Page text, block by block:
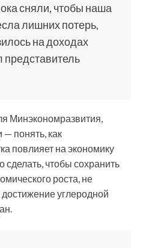
сняли, чтобы наша
лишних потерь,
на доходах
представитель
Минэкономразвития,
— понять, как
повлияет на экономику
сделать, чтобы сохранить
роста, не
углеродной